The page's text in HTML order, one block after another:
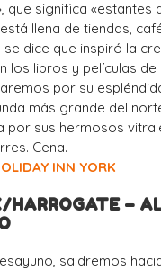
que significa «estantes
llena de tiendas,
dice que inspiró la
los libros y películas de
por su
más grande del
por sus hermosos
Cena.
INN YORK
HARROGATE –
saldremos